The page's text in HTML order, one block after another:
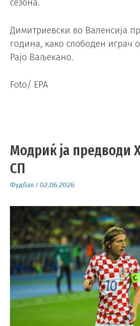
сезона.
Димитриевски во Валенсија
година, како слободен играч
Рајо Ваљекано.
Foto/ EPA
Модриќ ја предводи
СП
Фудбал /02.06.2026